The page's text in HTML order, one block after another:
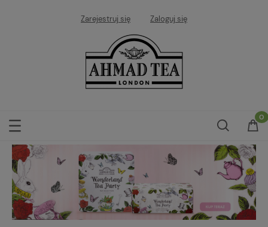
Zarejestruj się Zaloguj się